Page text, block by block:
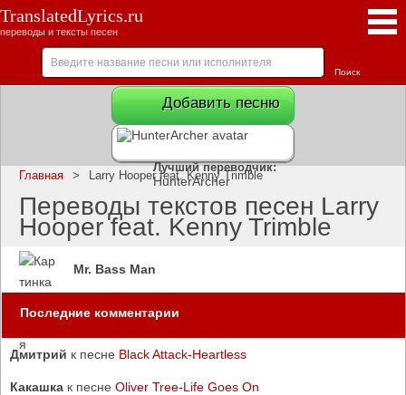
TranslatedLyrics.ru
переводы и тексты песен
Добавить песню
Лучший переводчик:
HunterArcher
Главная > Larry Hooper feat. Kenny Trimble
Переводы текстов песен Larry
Hooper feat. Kenny Trimble
Mr. Bass Man
Последние комментарии
Дмитрий к песне Black Attack-Heartless
Какашка к песне Oliver Tree-Life Goes On